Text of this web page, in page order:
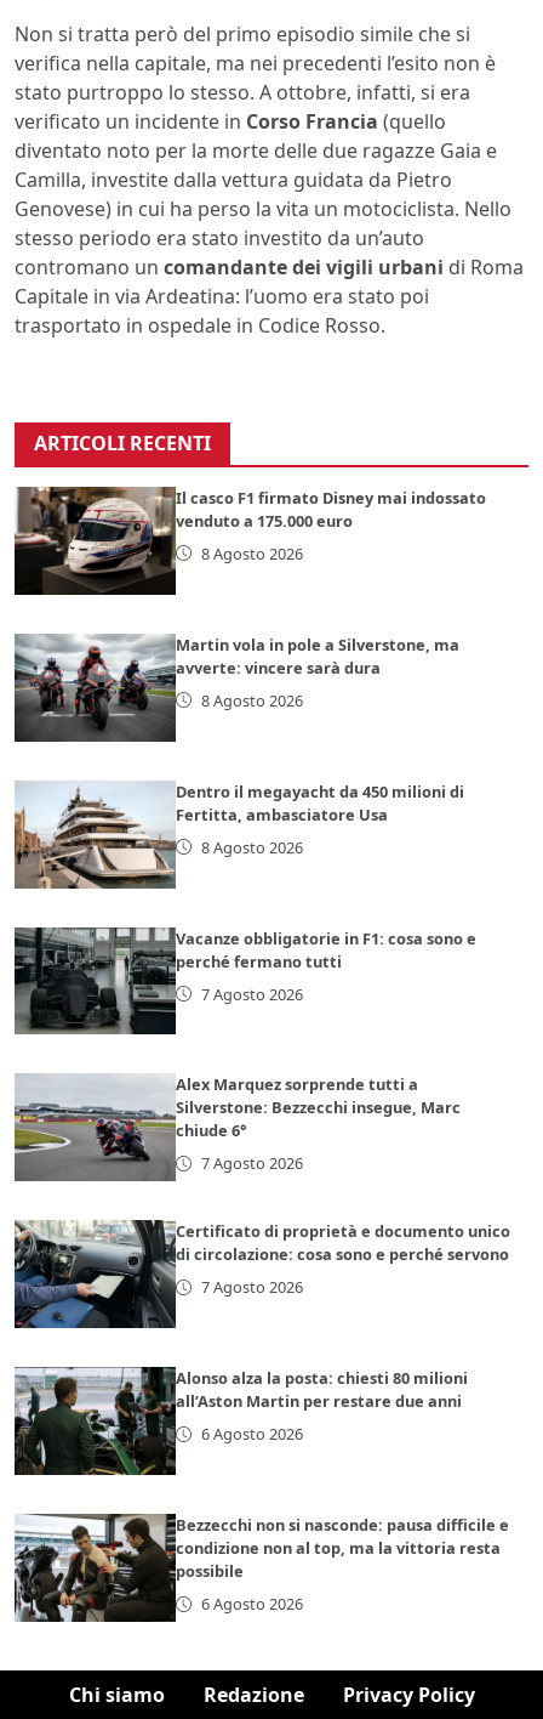
Non si tratta però del primo episodio simile che si
verifica nella capitale, ma nei precedenti l’esito non è
stato purtroppo lo stesso. A ottobre, infatti, si era
verificato un incidente in Corso Francia (quello
diventato noto per la morte delle due ragazze Gaia e
Camilla, investite dalla vettura guidata da Pietro
Genovese) in cui ha perso la vita un motociclista. Nello
stesso periodo era stato investito da un’auto
contromano un comandante dei vigili urbani di Roma
Capitale in via Ardeatina: l’uomo era stato poi
trasportato in ospedale in Codice Rosso.
ARTICOLI RECENTI
Il casco F1 firmato Disney mai indossato
venduto a 175.000 euro
8 Agosto 2026
Martin vola in pole a Silverstone, ma
avverte: vincere sarà dura
8 Agosto 2026
Dentro il megayacht da 450 milioni di
Fertitta, ambasciatore Usa
8 Agosto 2026
Vacanze obbligatorie in F1: cosa sono e
perché fermano tutti
7 Agosto 2026
Alex Marquez sorprende tutti a
Silverstone: Bezzecchi insegue, Marc
chiude 6°
7 Agosto 2026
Certificato di proprietà e documento unico
di circolazione: cosa sono e perché servono
7 Agosto 2026
Alonso alza la posta: chiesti 80 milioni
all’Aston Martin per restare due anni
6 Agosto 2026
Bezzecchi non si nasconde: pausa difficile e
condizione non al top, ma la vittoria resta
possibile
6 Agosto 2026
Chi siamo Redazione Privacy Policy